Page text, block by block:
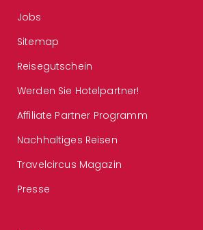
Jobs
Sitemap
Reisegutschein
Werden Sie Hotelpartner!
Affiliate Partner Programm
Nachhaltiges Reisen
Travelcircus Magazin
Presse